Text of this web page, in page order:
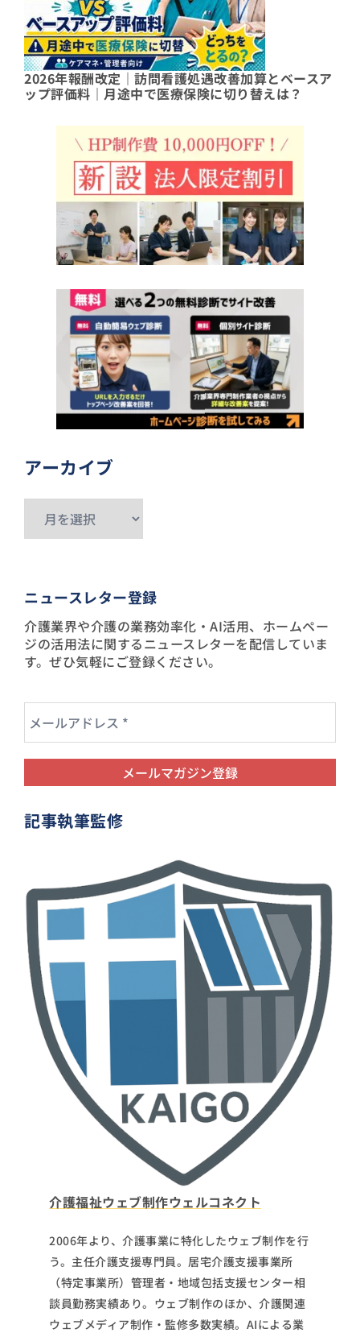
2026年報酬改定｜訪問看護処遇改善加算とベースア
ップ評価料｜月途中で医療保険に切り替えは？
アーカイブ
ブ
ニュースレター登録
介護業界や介護の業務効率化・AI活用、ホームペー
ジの活用法に関するニュースレターを配信していま
す。ぜひ気軽にご登録ください。
記事執筆監修
介護福祉ウェブ制作ウェルコネクト
2006年より、介護事業に特化したウェブ制作を行
う。主任介護支援専門員。居宅介護支援事業所
（特定事業所）管理者・地域包括支援センター相
談員勤務実績あり。ウェブ制作のほか、介護関連
ウェブメディア制作・監修多数実績。AIによる業